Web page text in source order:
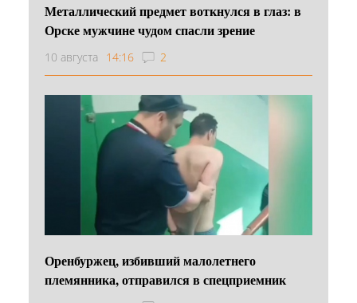
Металлический предмет воткнулся в глаз: в
Орске мужчине чудом спасли зрение
10 августа 14:16 2
Оренбуржец, избивший малолетнего
племянника, отправился в спецприемник